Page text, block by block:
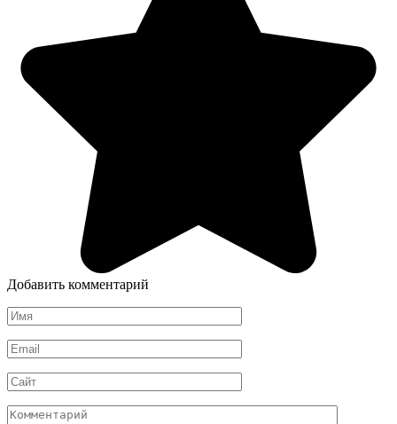
Добавить комментарий
Имя
Email
Сайт
Комментарий